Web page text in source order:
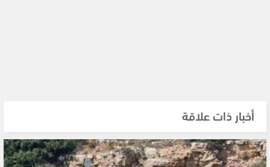
أخبار ذات علاقة